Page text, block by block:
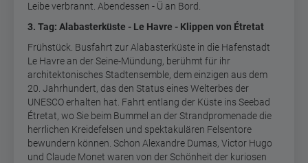
Leibe verbrannt. Abendessen - Ü an Bord.
3. Tag: Alabasterküste - Le Havre - Klippen von Étretat
Frühstück. Busfahrt zur Alabasterküste in die Hafenstadt
Le Havre an der Seine-Mündung, berühmt für ihr
architektonisches Stadtensemble, dem einzigen aus dem
20. Jahrhundert, das den Status eines Welterbes der
UNESCO erhalten hat. Fahrt entlang der Küste ins Seebad
Étretat, wo Sie beim Bummel an der Strandpromenade die
herrlichen Kreidefelsen und spektakulären Felsentore
bewundern können. Schon Alexandre Dumas, Victor Hugo
und Claude Monet waren von der Schönheit der kuriosen